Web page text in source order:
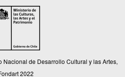
Nacional de Desarrollo Cultural y las Artes,
2022